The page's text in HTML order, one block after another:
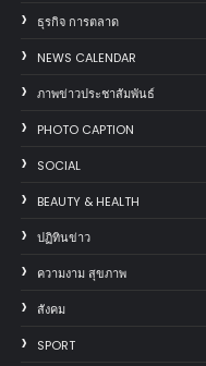
ธุรกิจ การตลาด
NEWS CALENDAR
ภาพข่าวประชาสัมพันธ์
PHOTO CAPTION
SOCIAL
BEAUTY & HEALTH
ปฏิทินข่าว
ความงาม สุขภาพ
สังคม
SPORT